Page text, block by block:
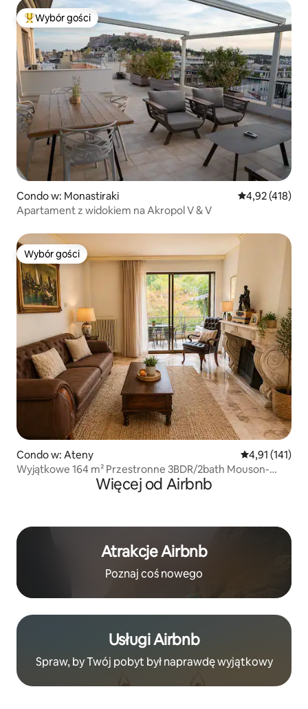
Najpopularniejsze z kategorii Wybór gości
Wybór gości
Condo w: Monastiraki Średnia
4,92 (418)
Apartament z widokiem na Akropol V & V
Wybór gości
Wybór gości
Condo w: Ateny Średnia
4,91 (141)
Wyjątkowe 164 m² Przestronne 3BDR/2bath Mouson-
Więcej od Airbnb
Atrakcje Airbnb
Poznaj coś nowego
Usługi Airbnb
Spraw, by Twój pobyt był naprawdę wyjątkowy